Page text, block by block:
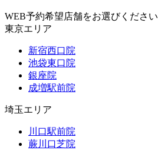
WEB予約希望店舗をお選びください
東京エリア
新宿西口院
池袋東口院
銀座院
成増駅前院
埼玉エリア
川口駅前院
蕨川口芝院